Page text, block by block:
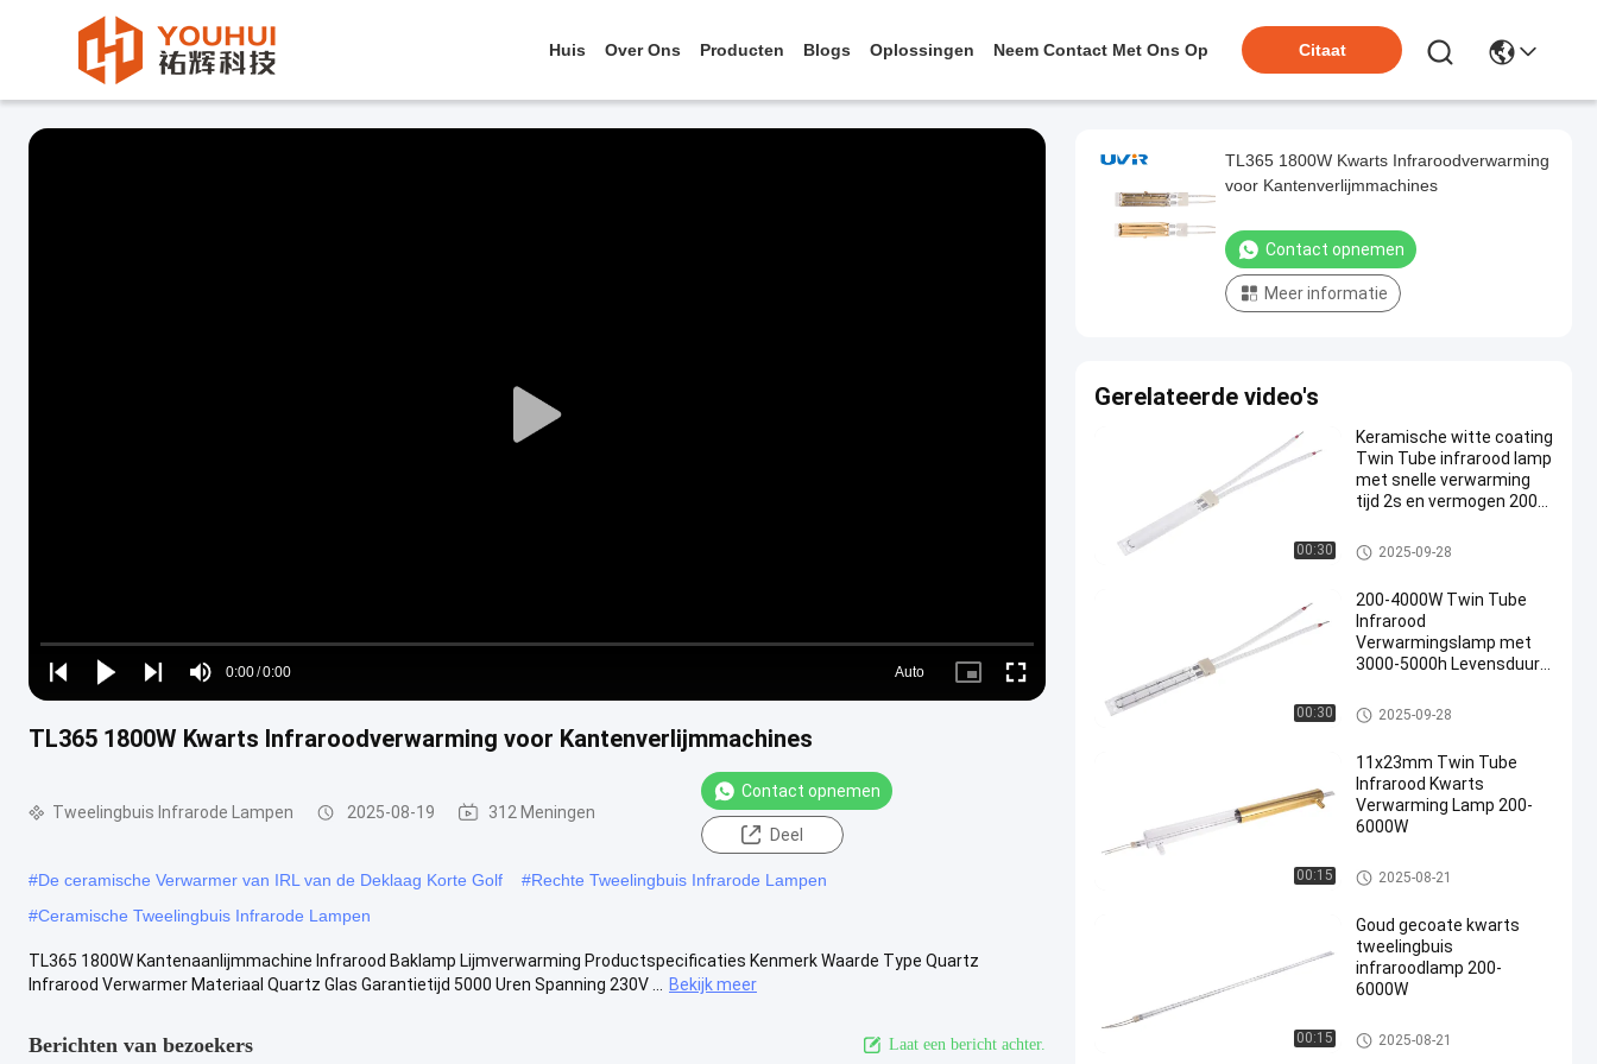
Huis Over Ons Producten Blogs Oplossingen Neem Contact Met Ons Op Citaat
Play
Play
Play
Play
Mute
Time
0:00/0:00
Loaded:
0%
Auto
Picture- Fullscreen
TL365 1800W Kwarts Infraroodverwarming voor Kantenverlijmmachines
Tweelingbuis Infrarode Lampen 2025-08-19 312 Meningen
Contact opnemen
Deel
#De ceramische Verwarmer van IRL van de Deklaag Korte Golf #Rechte Tweelingbuis Infrarode Lampen
#Ceramische Tweelingbuis Infrarode Lampen
TL365 1800W Kantenaanlijmmachine Infrarood Baklamp Lijmverwarming Productspecificaties Kenmerk Waarde Type Quartz
Infrarood Verwarmer Materiaal Quartz Glas Garantietijd 5000 Uren Spanning 230V ...
Bekijk meer
Berichten van bezoekers Laat een bericht achter.
TL365 1800W Kwarts Infraroodverwarming
voor Kantenverlijmmachines
Contact opnemen
Meer informatie
Gerelateerde video's
00:30
Keramische witte coating
Twin Tube infrarood lamp
met snelle verwarming
tijd 2s en vermogen 200-
Tweelingbuis Infrarode Lampe
n
2025-09-28
00:30
200-4000W Twin Tube
Infrarood
Verwarmingslamp met
3000-5000h Levensduur
Tweelingbuis Infrarode Lampe
n
2025-09-28
00:15
11x23mm Twin Tube
Infrarood Kwarts
Verwarming Lamp 200-
6000W
Tweelingbuis Infrarode Lampe
n
2025-08-21
00:15
Goud gecoate kwarts
tweelingbuis
infraroodlamp 200-
6000W
Tweelingbuis Infrarode Lampe
n
2025-08-21